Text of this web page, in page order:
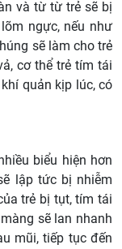
và từ từ trẻ sẽ bị
ngực, nếu như
sẽ làm cho trẻ
cơ thể trẻ tím tái
quản kịp lúc, có
biểu hiện hơn
lập tức bị nhiễm
trẻ bị tụt, tím tái
sẽ lan nhanh
mũi, tiếp tục đến